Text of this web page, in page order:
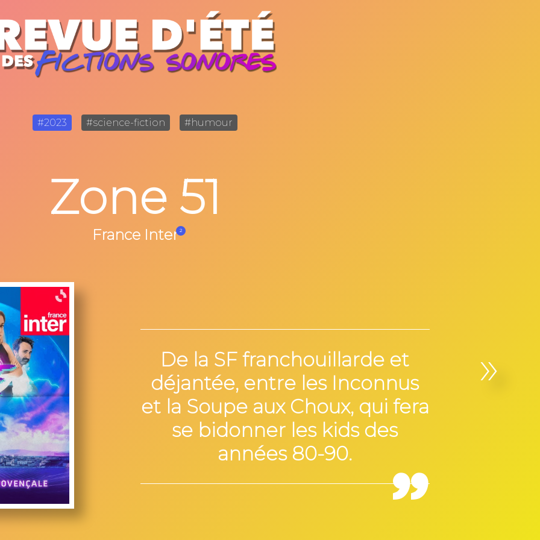
#2023 #science-fiction #humour
»
Zone 51
France Inter 2
De la SF franchouillarde et
déjantée, entre les Inconnus
et la Soupe aux Choux, qui fera
se bidonner les kids des
années 80-90.